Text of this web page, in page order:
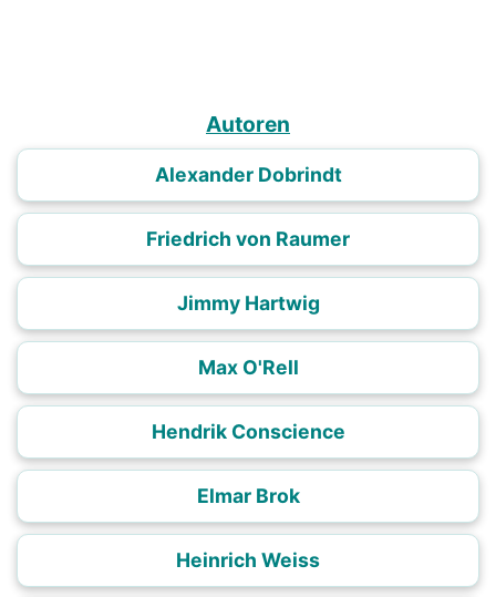
Autoren
Alexander Dobrindt
Friedrich von Raumer
Jimmy Hartwig
Max O'Rell
Hendrik Conscience
Elmar Brok
Heinrich Weiss